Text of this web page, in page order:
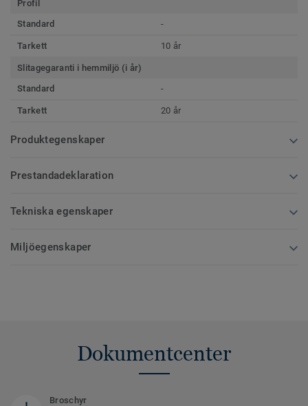
Profil
Standard
-
Tarkett 10 år
Slitagegaranti i hemmiljö (i år)
Standard
-
Tarkett 20 år
Produktegenskaper
Prestandadeklaration
Tekniska egenskaper
Miljöegenskaper
Dokumentcenter
Broschyr